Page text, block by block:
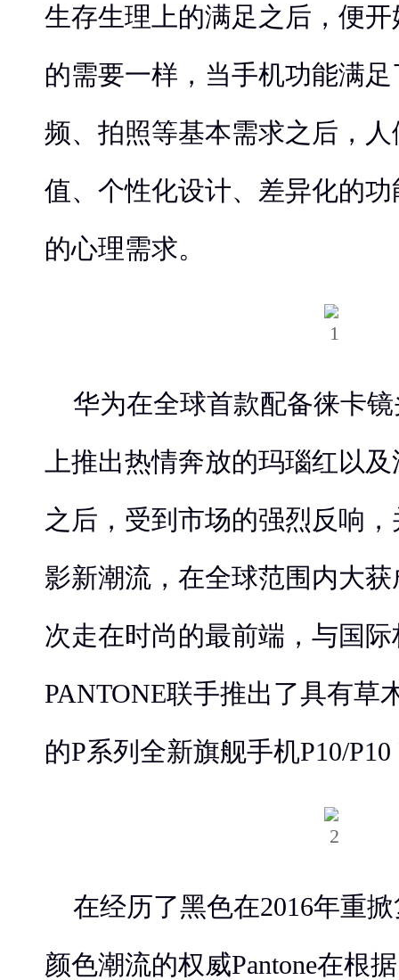
生存生理上的满足之后，便
的需要一样，当手机功能满
频、拍照等基本需求之后，
值、个性化设计、差异化的
的心理需求。
华为在全球首款配备徕卡
上推出热情奔放的玛瑙红以
之后，受到市场的强烈反响
影新潮流，在全球范围内大
次走在时尚的最前端，与国
PANTONE联手推出了具有草
的P系列全新旗舰手机P10/P10
在经历了黑色在2016年重
颜色潮流的权威Pantone在根